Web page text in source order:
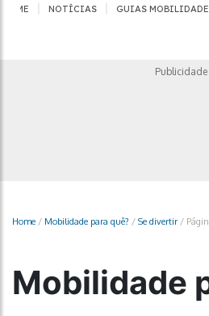
HOME NOTÍCIAS GUIAS MOBILIDADE
Publicidade
Home / Mobilidade para quê? / Se divertir/
Mobilidade